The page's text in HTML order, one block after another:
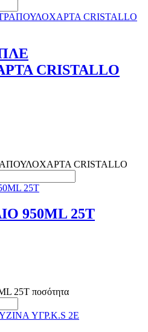
CRISTALLO
CRISTALLO
950ML 25Τ
25Τ ποσότητα